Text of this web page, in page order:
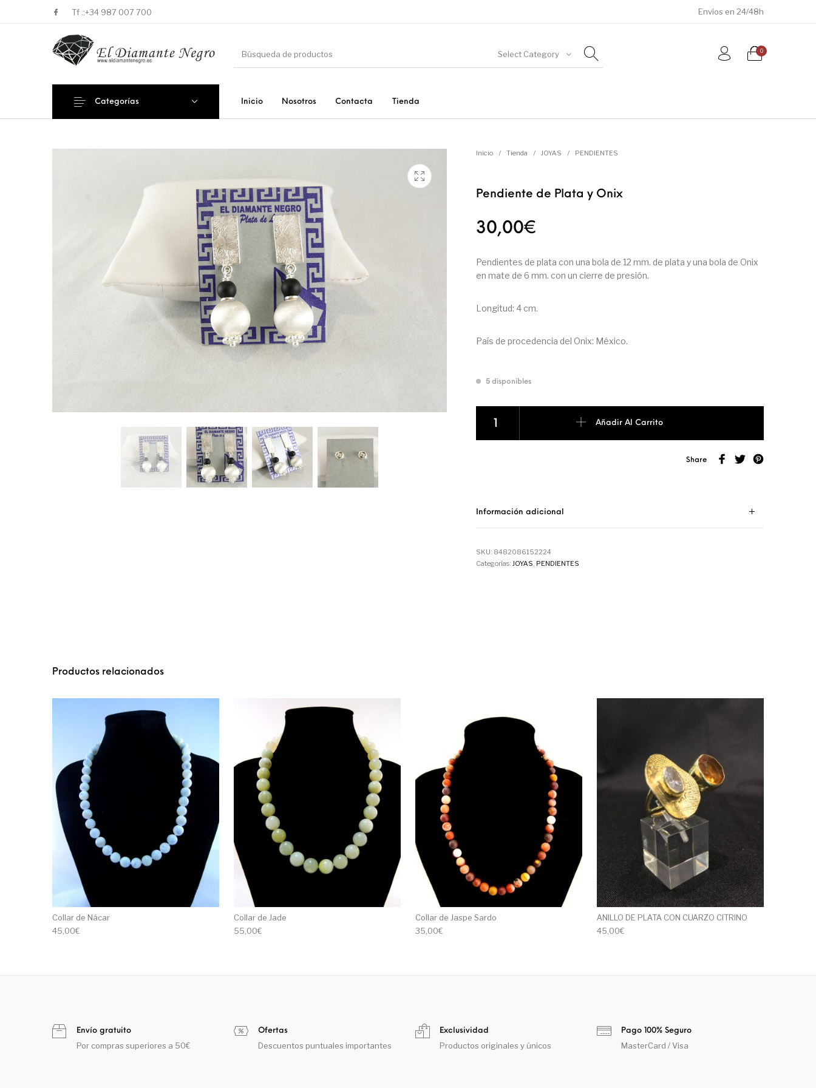
Tf .:+34 987 007 700 Envíos en 24/48h
Select Category 0
Inicio Nosotros Contacta Tienda
Categorías
CONSUMO
Inicio / Tienda / JOYAS / PENDIENTES
Pendiente de Plata y Onix
30,00€
Pendientes de plata con una bola de 12 mm. de plata y una bola de Onix
en mate de 6 mm. con un cierre de presión.
Longitud: 4 cm.
País de procedencia del Onix: México.
5 disponibles
Añadir Al Carrito
Share
Información adicional
SKU: 8482086152224
Categorías: JOYAS PENDIENTES
Productos relacionados
Collar de Nácar
45,00€
Collar de Jade
55,00€
Collar de Jaspe Sardo
35,00€
ANILLO DE PLATA CON CUARZO CITRINO
45,00€
Envío gratuito
Por compras superiores a 50€
Ofertas
Descuentos puntuales importantes
Exclusividad
Productos originales y únicos
Pago 100% Seguro
MasterCard / Visa